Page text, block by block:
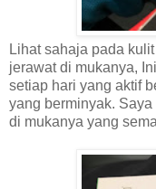
Lihat sahaja pada
jerawat di mukanya,
setiap hari yang aktif
yang berminyak.
di mukanya yang